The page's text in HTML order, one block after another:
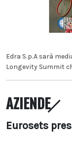
Edra S.p.A sarà
Longevity Summit
AZIENDE
Eurosets